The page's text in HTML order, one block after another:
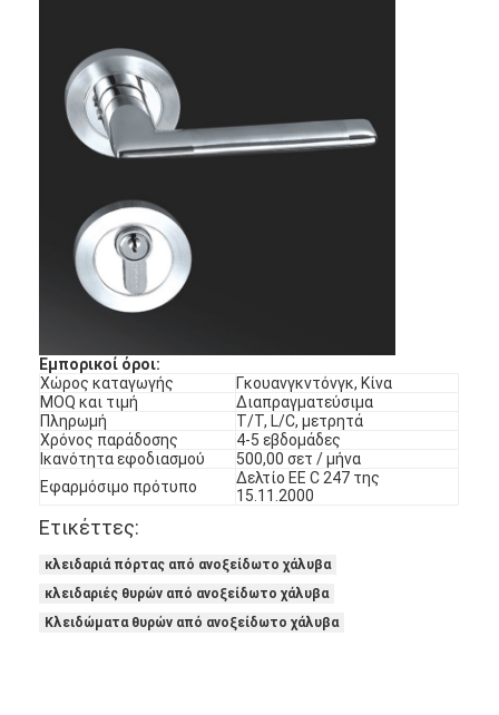
Εμπορικοί όροι:
Χώρος καταγωγής
Γκουανγκντόνγκ, Κίνα
MOQ και τιμή
Διαπραγματεύσιμα
Πληρωμή
Τ/Τ, L/C, μετρητά
Χρόνος παράδοσης
4-5 εβδομάδες
Ικανότητα εφοδιασμού
500,00 σετ / μήνα
Εφαρμόσιμο πρότυπο
Δελτίο ΕΕ C 247 της
15.11.2000
Ετικέττες:
κλειδαριά πόρτας από ανοξείδωτο χάλυβα
κλειδαριές θυρών από ανοξείδωτο χάλυβα
Κλειδώματα θυρών από ανοξείδωτο χάλυβα